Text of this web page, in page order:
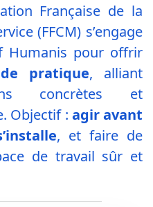
Française de la
(FFCM) s’engage
Humanis pour offrir
pratique, alliant
concrètes et
Objectif : agir avant
, et faire de
de travail sûr et